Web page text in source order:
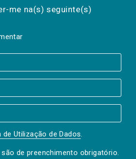
me na(s) seguinte(s)
de Utilização de Dados.
de preenchimento obrigatório.